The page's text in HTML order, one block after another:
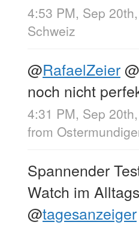
4:53 PM, Sep
Schweiz
@RafaelZeier@
noch nicht
4:31 PM, Sep
from
Spannender
Watch im
@tagesanzeiger